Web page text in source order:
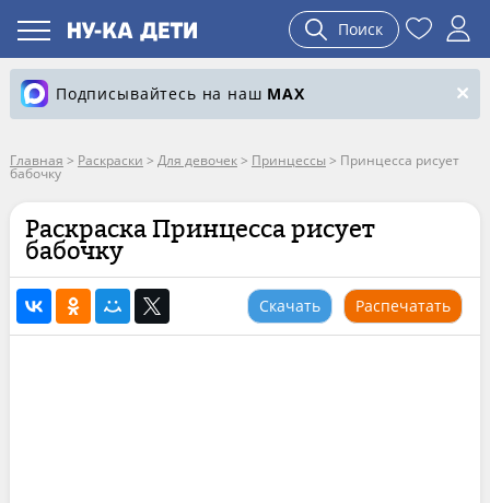
Поиск
Подписывайтесь на наш MAX
Главная > Раскраски > Для девочек> Принцессы > Принцесса рисует
бабочку
Раскраска Принцесса рисует
бабочку
Скачать Распечатать